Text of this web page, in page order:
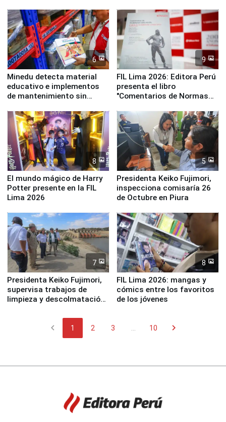
Panamericanos Lima 2027
6
Minedu detecta material
educativo e implementos
de mantenimiento sin
la UGEL 2
9
FIL Lima 2026: Editora Perú
presenta el libro
"Comentarios de Normas
Derecho Colectivo"
8
El mundo mágico de Harry
Potter presente en la FIL
Lima 2026
5
Presidenta Keiko Fujimori,
inspecciona comisaría 26
de Octubre en Piura
7
Presidenta Keiko Fujimori,
supervisa trabajos de
limpieza y descolmatación
8
FIL Lima 2026: mangas y
cómics entre los favoritos
de los jóvenes
chevron_left 1 2 3 10 chevron_right